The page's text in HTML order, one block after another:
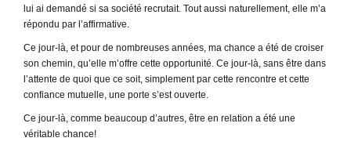
lui ai demandé si sa société recrutait. Tout aussi naturellement, elle m’a
répondu par l’affirmative.
Ce jour-là, et pour de nombreuses années, ma chance a été de croiser
son chemin, qu’elle m’offre cette opportunité. Ce jour-là, sans être dans
l’attente de quoi que ce soit, simplement par cette rencontre et cette
confiance mutuelle, une porte s’est ouverte.
Ce jour-là, comme beaucoup d’autres, être en relation a été une
véritable chance!